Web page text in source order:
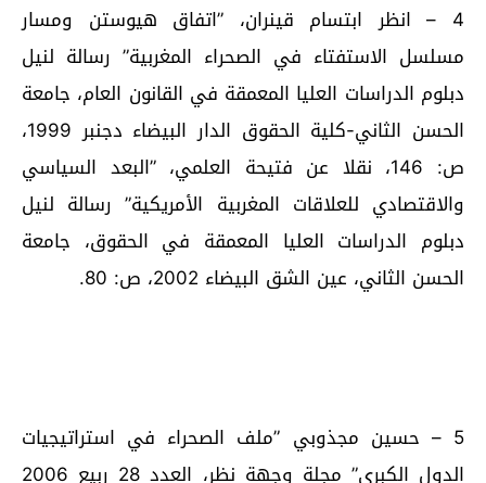
4 – انظر ابتسام قينران، ”اتفاق هيوستن ومسار
مسلسل الاستفتاء في الصحراء المغربية” رسالة لنيل
دبلوم الدراسات العليا المعمقة في القانون العام، جامعة
الحسن الثاني-كلية الحقوق الدار البيضاء دجنبر 1999،
ص: 146، نقلا عن فتيحة العلمي، ”البعد السياسي
والاقتصادي للعلاقات المغربية الأمريكية” رسالة لنيل
دبلوم الدراسات العليا المعمقة في الحقوق، جامعة
الحسن الثاني، عين الشق البيضاء 2002، ص: 80.
5 – حسين مجذوبي ”ملف الصحراء في استراتيجيات
الدول الكبرى” مجلة وجهة نظر، العدد 28 ربيع 2006